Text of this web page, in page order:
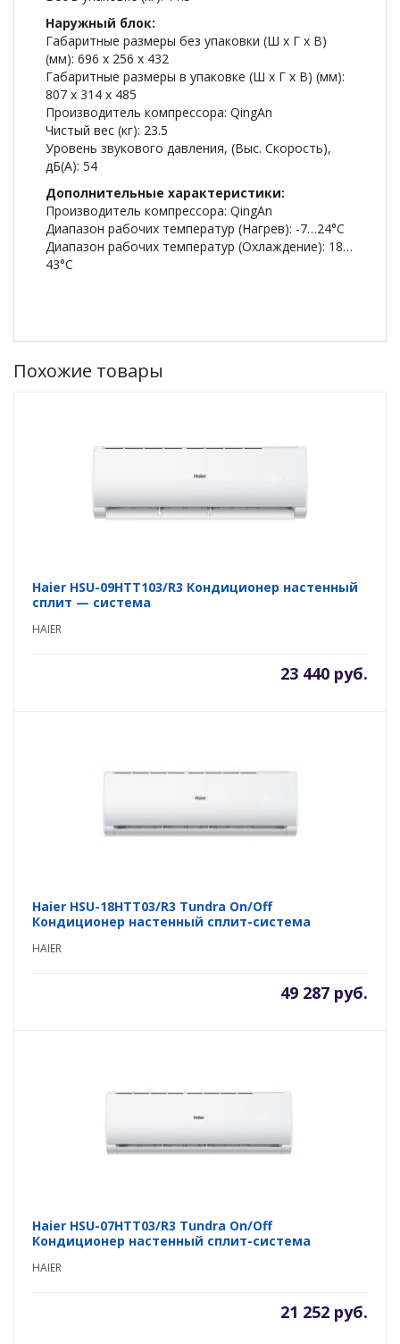
Наружный блок:
Габаритные размеры без упаковки (Ш x Г x В)
(мм): 696 х 256 х 432
Габаритные размеры в упаковке (Ш x Г x В) (мм):
807 х 314 х 485
Производитель компрессора: QingAn
Чистый вес (кг): 23.5
Уровень звукового давления, (Выс. Скорость),
дБ(А): 54
Дополнительные характеристики:
Производитель компрессора: QingAn
Диапазон рабочих температур (Нагрев): -7…24°C
Диапазон рабочих температур (Охлаждение): 18…
43°C
Похожие товары
Haier HSU-09HTT103/R3 Кондиционер настенный
сплит — система
HAIER
23 440 руб.
Haier HSU-18HTT03/R3 Tundra On/Off
Кондиционер настенный сплит-система
HAIER
49 287 руб.
Haier HSU-07HTT03/R3 Tundra On/Off
Кондиционер настенный сплит-система
HAIER
21 252 руб.